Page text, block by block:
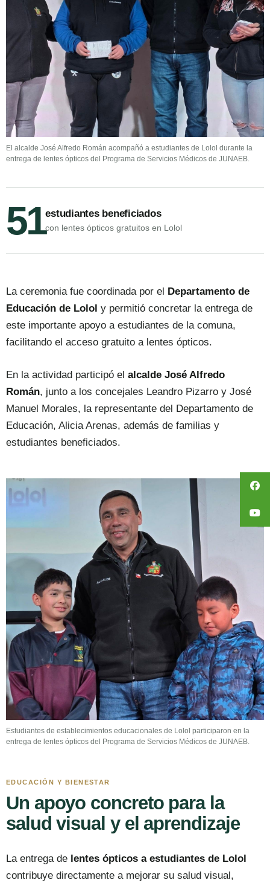
El alcalde José Alfredo Román acompañó a estudiantes de Lolol durante la
entrega de lentes ópticos del Programa de Servicios Médicos de JUNAEB.
51estudiantes beneficiados
con lentes ópticos gratuitos en Lolol
La ceremonia fue coordinada por el Departamento de
Educación de Lolol y permitió concretar la entrega de
este importante apoyo a estudiantes de la comuna,
facilitando el acceso gratuito a lentes ópticos.
En la actividad participó el alcalde José Alfredo
Román, junto a los concejales Leandro Pizarro y José
Manuel Morales, la representante del Departamento de
Educación, Alicia Arenas, además de familias y
estudiantes beneficiados.
Estudiantes de establecimientos educacionales de Lolol participaron en la
entrega de lentes ópticos del Programa de Servicios Médicos de JUNAEB.
EDUCACIÓN Y BIENESTAR
Un apoyo concreto para la
salud visual y el aprendizaje
La entrega de lentes ópticos a estudiantes de Lolol
contribuye directamente a mejorar su salud visual,